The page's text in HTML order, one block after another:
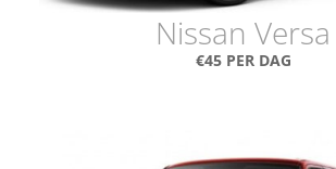
Nissan Versa
€45 PER DAG